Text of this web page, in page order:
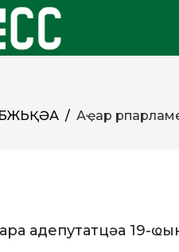
Аҿар
адепутатцәа 19-